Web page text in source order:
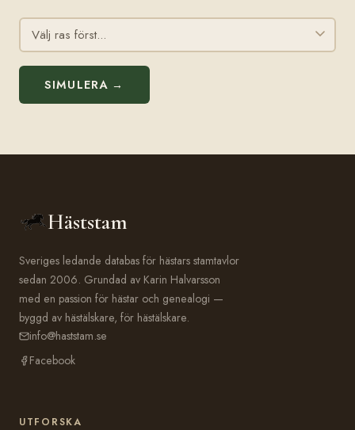
SIMULERA →
Häststam
Sveriges ledande databas för hästars stamtavlor
sedan 2006. Grundad av Karin Halvarsson
med en passion för hästar och genealogi —
byggd av hästälskare, för hästälskare.
info@haststam.se
Facebook
UTFORSKA